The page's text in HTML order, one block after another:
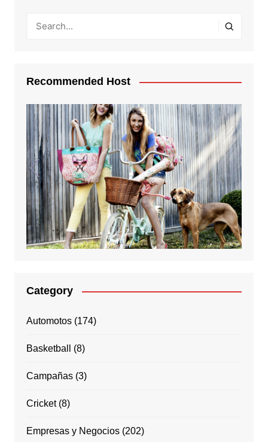
Recommended Host
Category
Automotos(174)
Basketball (8)
Campañas(3)
Cricket(8)
Empresas y Negocios(202)